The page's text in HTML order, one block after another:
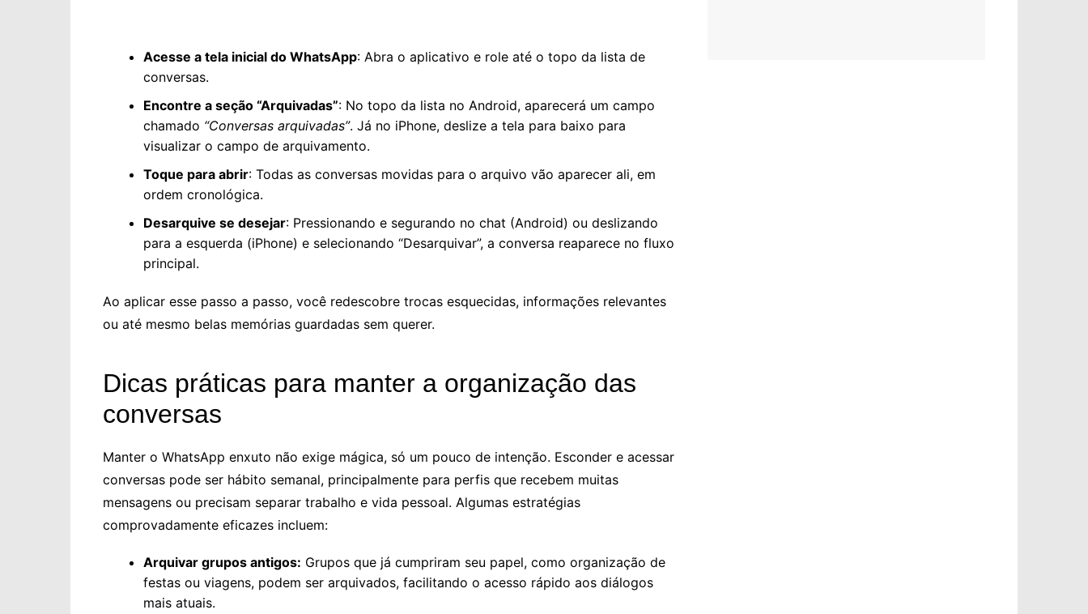
Acesse a tela inicial do WhatsApp: Abra o aplicativo e role até o topo da lista de
conversas.
Encontre a seção “Arquivadas”: No topo da lista no Android, aparecerá um campo
chamado “Conversas arquivadas”. Já no iPhone, deslize a tela para baixo para
visualizar o campo de arquivamento.
Toque para abrir: Todas as conversas movidas para o arquivo vão aparecer ali, em
ordem cronológica.
Desarquive se desejar: Pressionando e segurando no chat (Android) ou deslizando
para a esquerda (iPhone) e selecionando “Desarquivar”, a conversa reaparece no fluxo
principal.
Ao aplicar esse passo a passo, você redescobre trocas esquecidas, informações relevantes
ou até mesmo belas memórias guardadas sem querer.
Dicas práticas para manter a organização das
conversas
Manter o WhatsApp enxuto não exige mágica, só um pouco de intenção. Esconder e acessar
conversas pode ser hábito semanal, principalmente para perfis que recebem muitas
mensagens ou precisam separar trabalho e vida pessoal. Algumas estratégias
comprovadamente eficazes incluem:
Arquivar grupos antigos: Grupos que já cumpriram seu papel, como organização de
festas ou viagens, podem ser arquivados, facilitando o acesso rápido aos diálogos
mais atuais.